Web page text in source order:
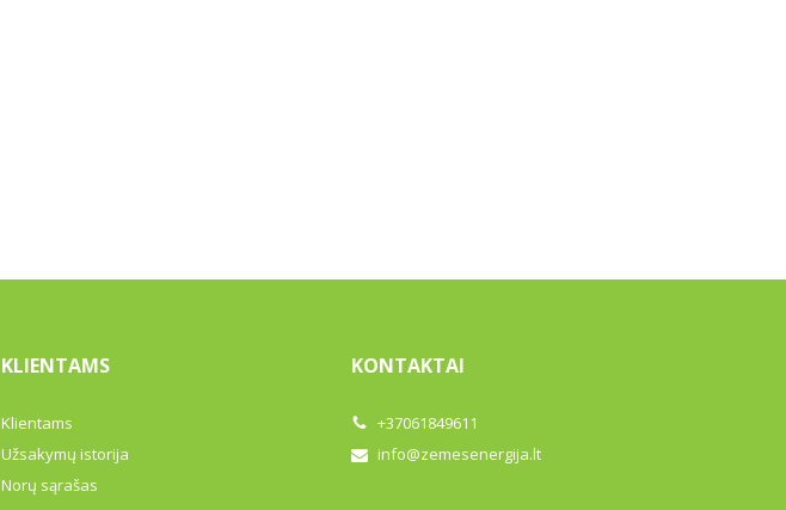
KLIENTAMS
Klientams
Užsakymų istorija
Norų sąrašas
KONTAKTAI
+37061849611
info@zemesenergija.lt